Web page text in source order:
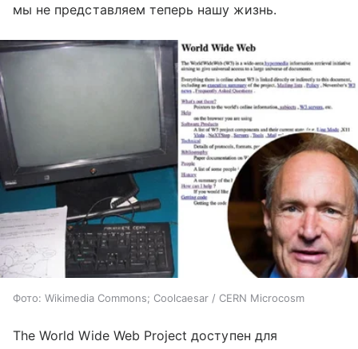
мы не представляем теперь нашу жизнь.
Фото: Wikimedia Commons; Coolcaesar / CERN Microcosm
The World Wide Web Project доступен для